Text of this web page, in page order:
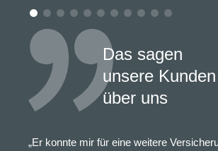
Das sagen
unsere Kunden
über uns
„Er konnte mir für eine weitere